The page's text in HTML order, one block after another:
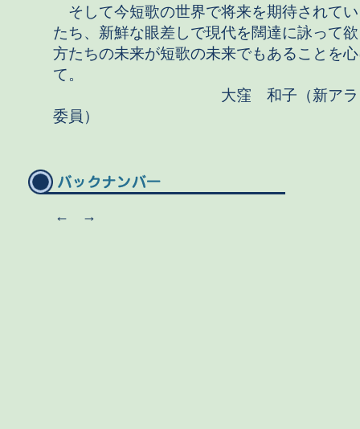
そして今短歌の世界で将来を期待されて
たち、新鮮な眼差しで現代を闊達に詠って
方たちの未来が短歌の未来でもあることを
て。
大窪 和子（新アララ
委員）
← →